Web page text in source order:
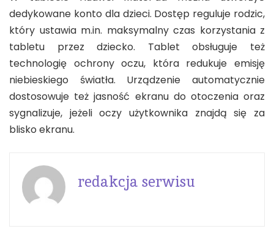
dedykowane konto dla dzieci. Dostęp reguluje rodzic,
który ustawia m.in. maksymalny czas korzystania z
tabletu przez dziecko. Tablet obsługuje też
technologię ochrony oczu, która redukuje emisję
niebieskiego światła. Urządzenie automatycznie
dostosowuje też jasność ekranu do otoczenia oraz
sygnalizuje, jeżeli oczy użytkownika znajdą się za
blisko ekranu.
redakcja serwisu